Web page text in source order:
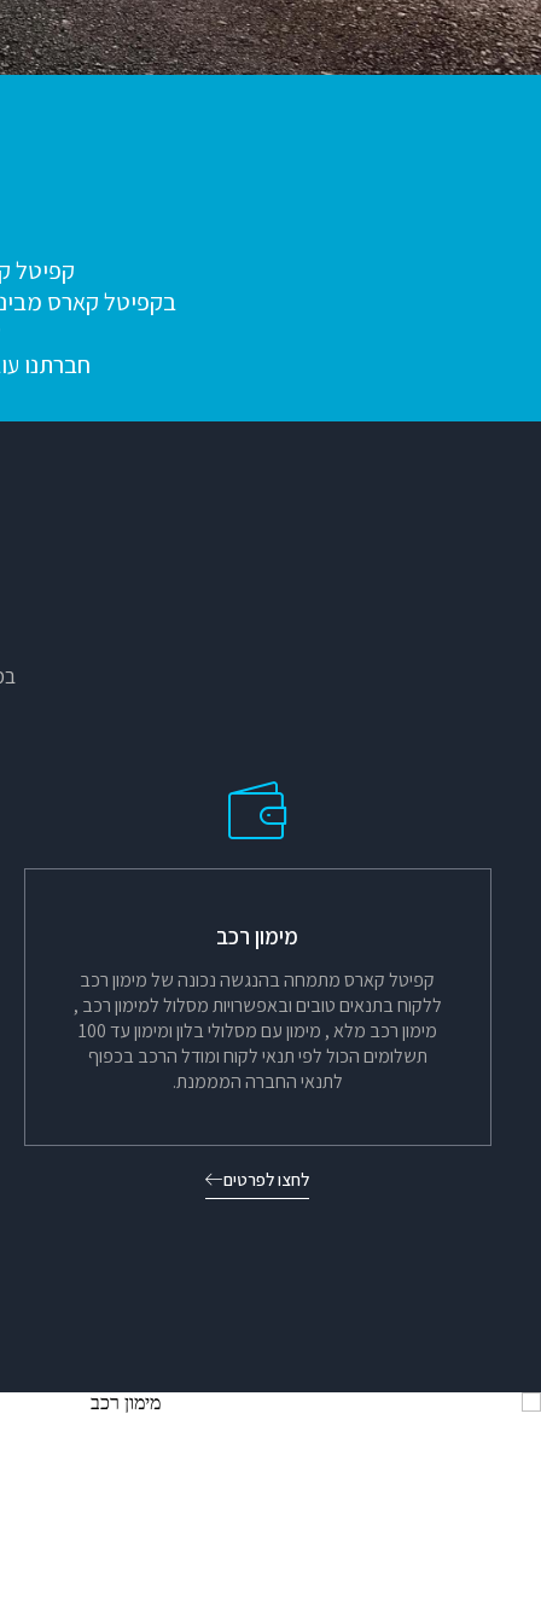
קפיטל
בקפיטל קארס
חברתנו
מימון רכב
קפיטל קארס מתמחה בהנגשה נכונה של מימון רכב
ללקוח בתנאים טובים ובאפשרויות מסלול למימון רכב ,
מימון רכב מלא , מימון עם מסלולי בלון ומימון עד 100
תשלומים הכול לפי תנאי לקוח ומודל הרכב בכפוף
לתנאי החברה המממנת.
לחצו לפרטים